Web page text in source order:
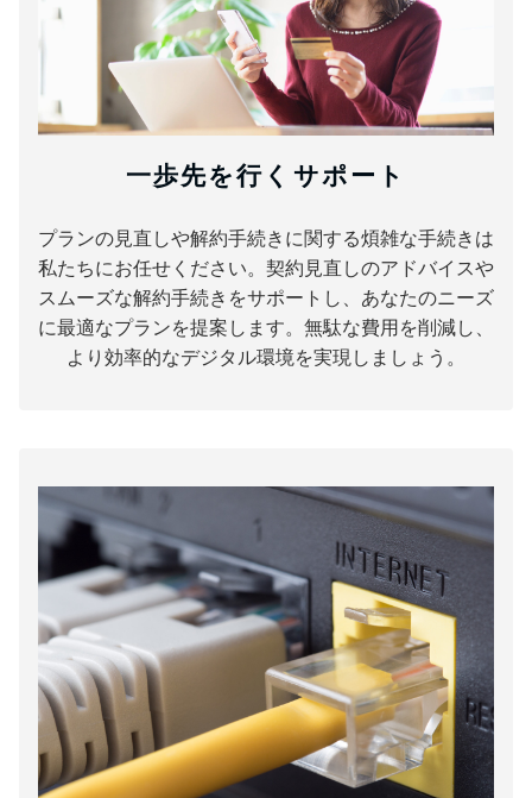
一歩先を行くサポート
プランの見直しや解約手続きに関する煩雑な手続きは
私たちにお任せください。契約見直しのアドバイスや
スムーズな解約手続きをサポートし、あなたのニーズ
に最適なプランを提案します。無駄な費用を削減し、
より効率的なデジタル環境を実現しましょう。